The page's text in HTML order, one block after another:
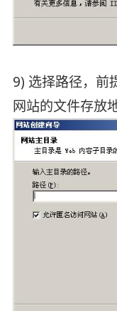
9) 选择路径，前
网站的文件存放